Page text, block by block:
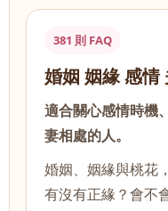
381 則 FAQ
婚姻 姻緣 感情
適合關心感情時機
妻相處的人。
婚姻、姻緣與桃花
有沒有正緣？會不